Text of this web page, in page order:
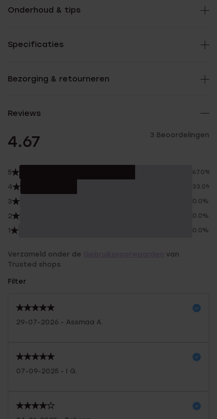
Onderhoud & tips
Specificaties
Bezorging & retourneren
Reviews
4.67 3 Beoordelingen
5 67.0%
4 33.0%
3 0.0%
2 0.0%
1 0.0%
Verzameld onder de
van
Trusted shops
Filter
29-07-2026 - Assmaa A.
07-09-2025 - I G.